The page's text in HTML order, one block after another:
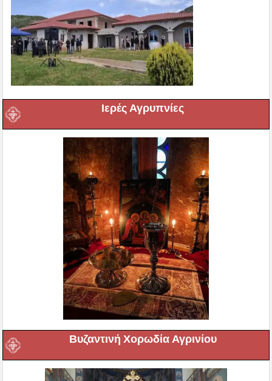
Ιερές Αγρυπνίες
Βυζαντινή Χορωδία Αγρινίου